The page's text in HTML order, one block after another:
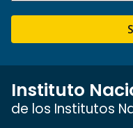
Instituto
de los Institutos